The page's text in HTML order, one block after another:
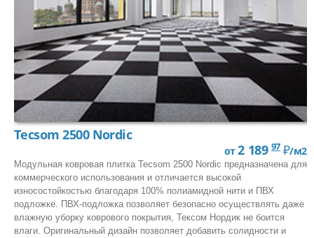
Tecsom 2500 Nordic
от2 189 97 ₽/м2
Модульная ковровая плитка Tecsom 2500 Nordic предназначена для
коммерческого использования и отличается высокой
износостойкостью благодаря 100% полиамидной нити и ПВХ
подложке. ПВХ-подложка позволяет безопасно осуществлять даже
влажную уборку коврового покрытия, Тексом Нордик не боится
влаги. Оригинальный дизайн позволяет добавить солидности и